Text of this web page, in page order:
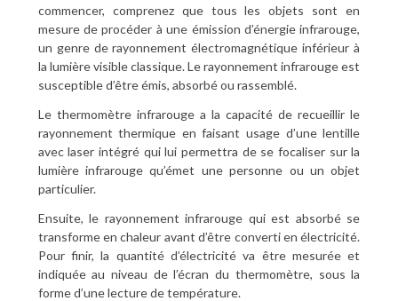
commencer, comprenez que tous les objets sont en
mesure de procéder à une émission d’énergie infrarouge,
un genre de rayonnement électromagnétique inférieur à
la lumière visible classique. Le rayonnement infrarouge est
susceptible d’être émis, absorbé ou rassemblé.
Le thermomètre infrarouge a la capacité de recueillir le
rayonnement thermique en faisant usage d’une lentille
avec laser intégré qui lui permettra de se focaliser sur la
lumière infrarouge qu’émet une personne ou un objet
particulier.
Ensuite, le rayonnement infrarouge qui est absorbé se
transforme en chaleur avant d’être converti en électricité.
Pour finir, la quantité d’électricité va être mesurée et
indiquée au niveau de l’écran du thermomètre, sous la
forme d’une lecture de température.